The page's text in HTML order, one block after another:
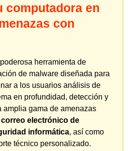
computadora en
con
herramienta de
de malware diseñada para
a los usuarios análisis de
en profundidad, detección y
amplia gama de amenazas
correo electrónico de
informática, así como
técnico personalizado.